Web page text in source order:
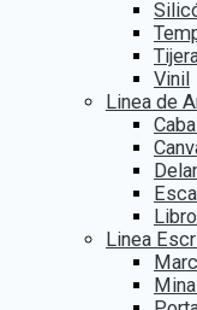
Vinil
Linea de
Libro
Linea